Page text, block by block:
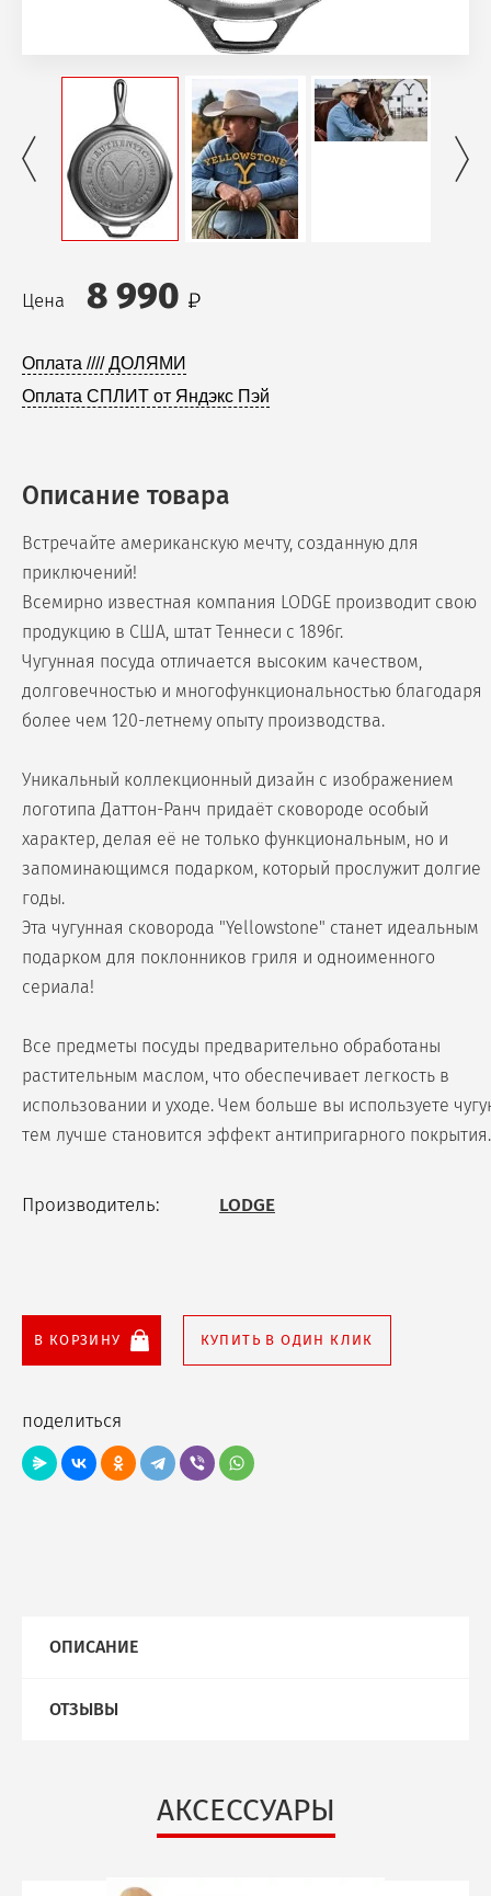
Цена 8 990
Оплата //// ДОЛЯМИ
Оплата СПЛИТ от Яндэкс Пэй
Описание товара
Встречайте американскую мечту, созданную для
приключений!
Всемирно известная компания LODGE производит свою
продукцию в США, штат Теннеси с 1896г.
Чугунная посуда отличается высоким качеством,
долговечностью и многофункциональностью благодаря
более чем 120-летнему опыту производства.
Уникальный коллекционный дизайн с изображением
логотипа Даттон-Ранч придаёт сковороде особый
характер, делая её не только функциональным, но и
запоминающимся подарком, который прослужит долгие
годы.
Эта чугунная сковорода "Yellowstone" станет идеальным
подарком для поклонников гриля и одноименного
сериала!
Все предметы посуды предварительно обработаны
растительным маслом, что обеспечивает легкость в
использовании и уходе. Чем больше вы используете
тем лучше становится эффект антипригарного покрытия.
Производитель: LODGE
В КОРЗИНУ КУПИТЬ В ОДИН КЛИК
поделиться
ОПИСАНИЕ
ОТЗЫВЫ
АКСЕССУАРЫ